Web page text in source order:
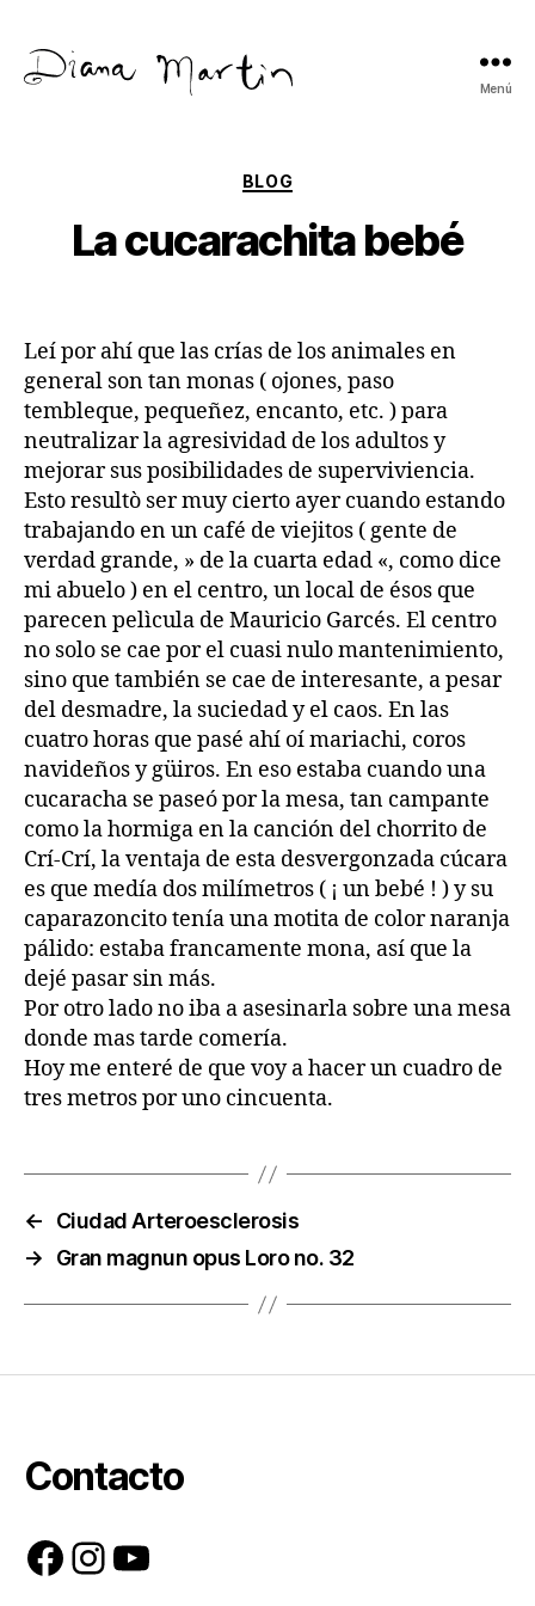
Menú
Categorías
BLOG
La cucarachita bebé
Leí por ahí que las crías de los animales en
general son tan monas ( ojones, paso
tembleque, pequeñez, encanto, etc. ) para
neutralizar la agresividad de los adultos y
mejorar sus posibilidades de superviviencia.
Esto resultò ser muy cierto ayer cuando estando
trabajando en un café de viejitos ( gente de
verdad grande, » de la cuarta edad «, como dice
mi abuelo ) en el centro, un local de ésos que
parecen pelìcula de Mauricio Garcés. El centro
no solo se cae por el cuasi nulo mantenimiento,
sino que también se cae de interesante, a pesar
del desmadre, la suciedad y el caos. En las
cuatro horas que pasé ahí oí mariachi, coros
navideños y güiros. En eso estaba cuando una
cucaracha se paseó por la mesa, tan campante
como la hormiga en la canción del chorrito de
Crí-Crí, la ventaja de esta desvergonzada cúcara
es que medía dos milímetros ( ¡ un bebé ! ) y su
caparazoncito tenía una motita de color naranja
pálido: estaba francamente mona, así que la
dejé pasar sin más.
Por otro lado no iba a asesinarla sobre una mesa
donde mas tarde comería.
Hoy me enteré de que voy a hacer un cuadro de
tres metros por uno cincuenta.
←
Ciudad Arteroesclerosis
→
Gran magnun opus Loro no. 32
Contacto
Facebook
Instagram
YouTube